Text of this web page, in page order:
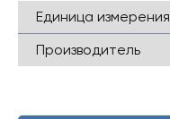
Единица измерения
Производитель